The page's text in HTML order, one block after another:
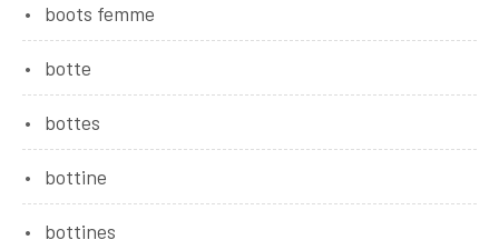
boots femme
botte
bottes
bottine
bottines